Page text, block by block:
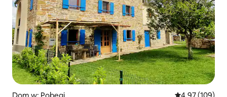
Dom w: Pobegi Średnia
4,97 (109)